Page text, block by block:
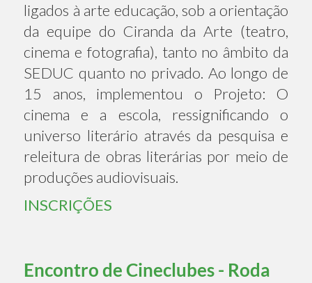
ligados à arte educação, sob a orientação
da equipe do Ciranda da Arte (teatro,
cinema e fotografia), tanto no âmbito da
SEDUC quanto no privado. Ao longo de
15 anos, implementou o Projeto: O
cinema e a escola, ressignificando o
universo literário através da pesquisa e
releitura de obras literárias por meio de
produções audiovisuais.
INSCRIÇÕES
Encontro de Cineclubes - Roda